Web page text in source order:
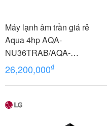
Máy lạnh âm trần giá rẻ
Aqua 4hp AQA-
NU36TRAB/AQA-
NC36TRN/PB-950QB
26,200,000₫